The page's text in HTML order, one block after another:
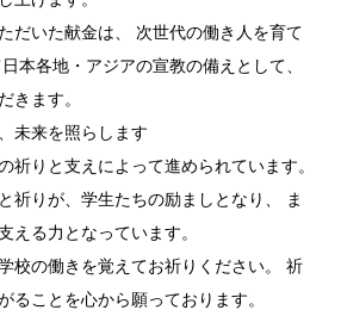
だいた献金は、 次世代の働き人を育て
本各地・アジアの宣教の備えとして、
きます。
未来を照らします
祈りと支えによって進められています。
祈りが、学生たちの励ましとなり、 ま
える力となっています。
校の働きを覚えてお祈りください。 祈
ることを心から願っております。